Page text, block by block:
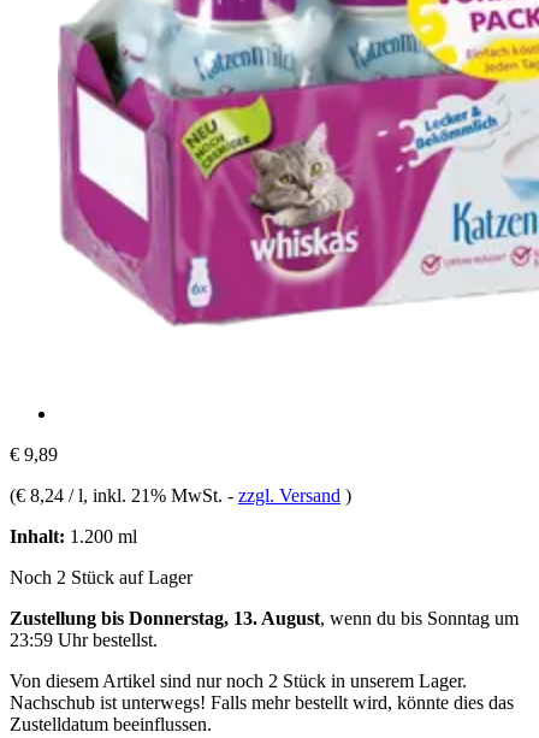
€ 9,89
(€ 8,24 / l, inkl. 21% MwSt. - zzgl. Versand )
Inhalt: 1.200 ml
Noch 2 Stück auf Lager
Zustellung bis Donnerstag, 13. August, wenn du bis Sonntag um
23:59 Uhrbestellst.
Von diesem Artikel sind nur noch 2 Stück in unserem Lager.
Nachschub ist unterwegs! Falls mehr bestellt wird, könnte dies das
Zustelldatum beeinflussen.